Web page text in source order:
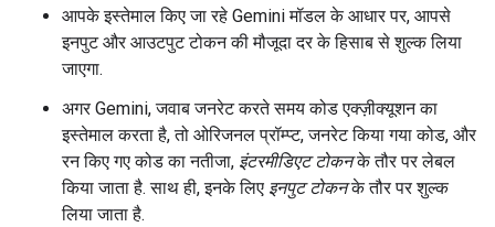
आपके इस्तेमाल किए जा रहे Gemini मॉडल के आधार पर, आपसे
इनपुट और आउटपुट टोकन की मौजूदा दर के हिसाब से शुल्क लिया
जाएगा.
अगर Gemini, जवाब जनरेट करते समय कोड एक्ज़ीक्यूशन का
इस्तेमाल करता है, तो ओरिजनल प्रॉम्प्ट, जनरेट किया गया कोड, और
रन किए गए कोड का नतीजा, इंटरमीडिएट टोकनके तौर पर लेबल
किया जाता है. साथ ही, इनके लिए इनपुट टोकनके तौर पर शुल्क
लिया जाता है.